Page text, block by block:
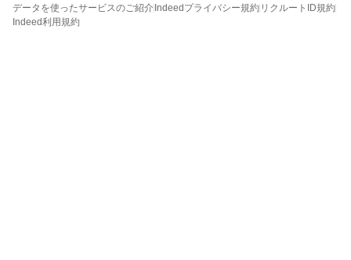
データを使ったサービスのご紹介 Indeedプライバシー規約 リクルートID規約
Indeed利用規約